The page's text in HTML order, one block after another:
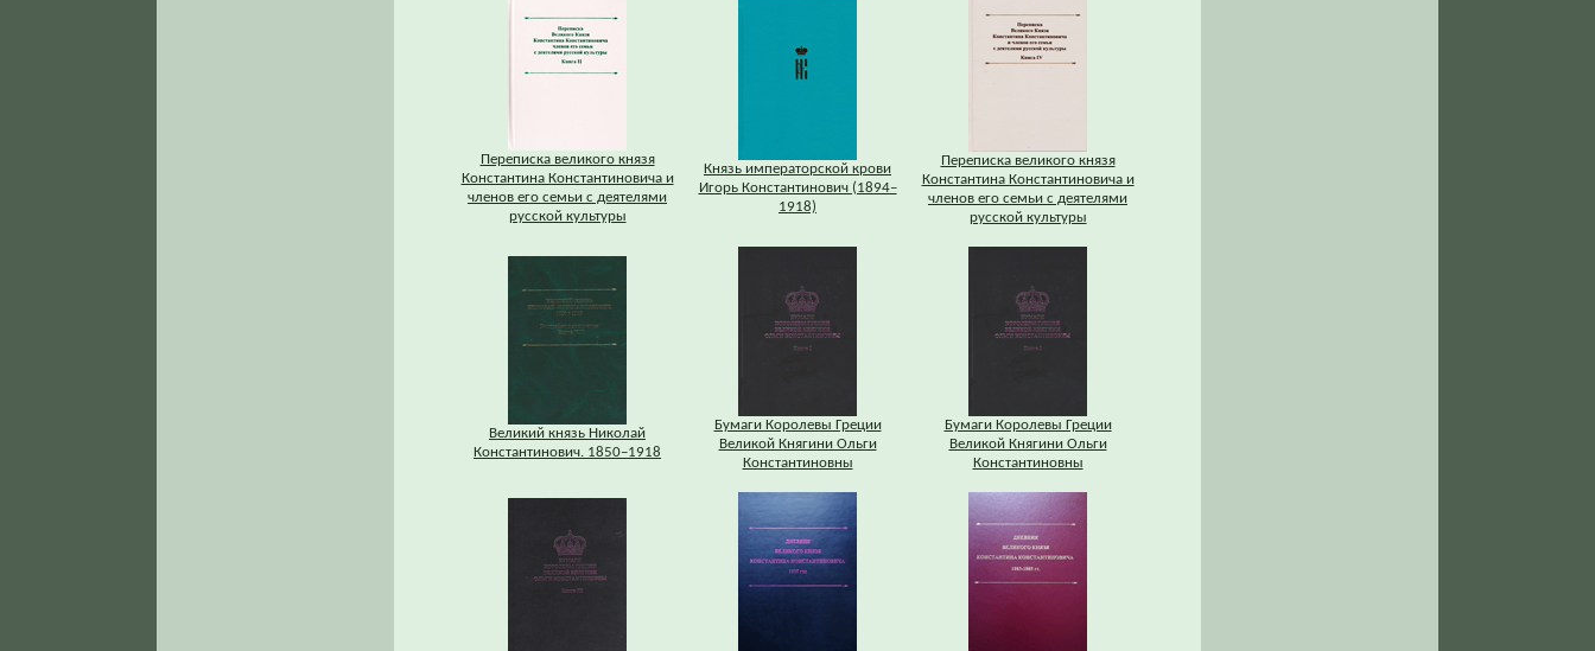
Переписка великого князя
Константина Константиновича и
членов его семьи с деятелями
русской культуры
Князь императорской крови
Игорь Константинович (1894–
1918)
Переписка великого князя
Константина Константиновича и
членов его семьи с деятелями
русской культуры
Великий князь Николай
Константинович. 1850–1918
Бумаги Королевы Греции
Великой Княгини Ольги
Константиновны
Бумаги Королевы Греции
Великой Княгини Ольги
Константиновны